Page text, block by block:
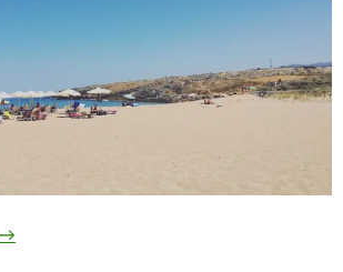
GİRİT: BÖLÜM 1
→